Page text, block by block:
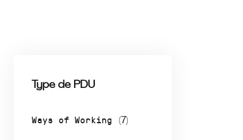
Type de PDU
Ways of Working (7)